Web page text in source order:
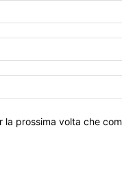
la prossima volta che